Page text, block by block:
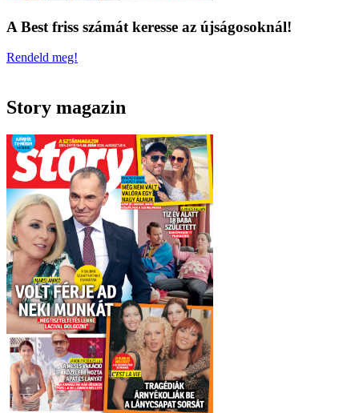
A Best friss számát keresse az újságosoknál!
Rendeld meg!
Story magazin